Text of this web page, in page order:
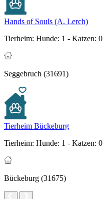
Hands of Souls (A. Lerch)
Tierheim: Hunde: 1 - Katzen: 0
Seggebruch (31691)
Tierheim Bückeburg
Tierheim: Hunde: 1 - Katzen: 0
Bückeburg (31675)